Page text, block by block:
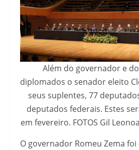
Além do governador e
diplomados o senador eleito
seus suplentes, 77
deputados federais. Estes
em fevereiro. FOTOS Gil
O governador Romeu Zema